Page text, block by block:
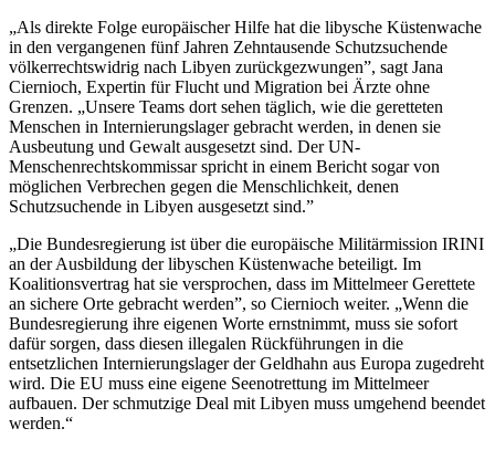
„Als direkte Folge europäischer Hilfe hat die libysche Küstenwache
in den vergangenen fünf Jahren Zehntausende Schutzsuchende
völkerrechtswidrig nach Libyen zurückgezwungen”, sagt Jana
Ciernioch, Expertin für Flucht und Migration bei Ärzte ohne
Grenzen. „Unsere Teams dort sehen täglich, wie die geretteten
Menschen in Internierungslager gebracht werden, in denen sie
Ausbeutung und Gewalt ausgesetzt sind. Der UN-
Menschenrechtskommissar spricht in einem Bericht sogar von
möglichen Verbrechen gegen die Menschlichkeit, denen
Schutzsuchende in Libyen ausgesetzt sind.”
„Die Bundesregierung ist über die europäische Militärmission IRINI
an der Ausbildung der libyschen Küstenwache beteiligt. Im
Koalitionsvertrag hat sie versprochen, dass im Mittelmeer Gerettete
an sichere Orte gebracht werden”, so Ciernioch weiter. „Wenn die
Bundesregierung ihre eigenen Worte ernstnimmt, muss sie sofort
dafür sorgen, dass diesen illegalen Rückführungen in die
entsetzlichen Internierungslager der Geldhahn aus Europa zugedreht
wird. Die EU muss eine eigene Seenotrettung im Mittelmeer
aufbauen. Der schmutzige Deal mit Libyen muss umgehend beendet
werden.“